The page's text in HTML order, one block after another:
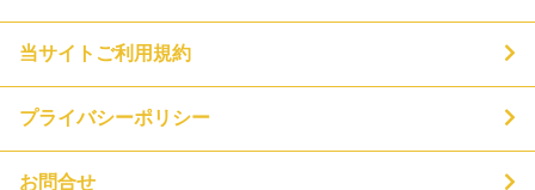
当サイトご利用規約
プライバシーポリシー
お問合せ